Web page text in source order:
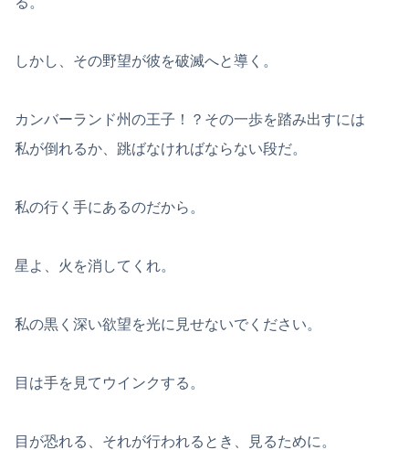
しかし、その野望が彼を破滅へと導く。
カンバーランド州の王子！？その一歩を踏み出すには
私が倒れるか、跳ばなければならない段だ。
私の行く手にあるのだから。
星よ、火を消してくれ。
私の黒く深い欲望を光に見せないでください。
目は手を見てウインクする。
目が恐れる、それが行われるとき、見るために。